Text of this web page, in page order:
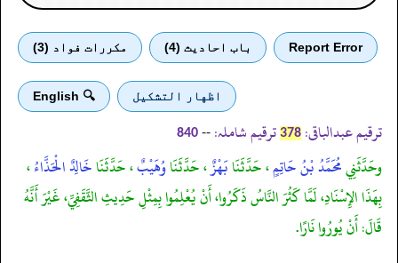
Report Error باب احادیث (4) مكررات فواد (3)
اظهار التشكيل 🔍 English
ترقیم عبدالباقی: 378 ترقیم شاملہ: --
840
وحَدَّثَنِيمُحَمَّدُ بْنُ حَاتِمٍ، حَدَّثَنَابَهْزٌ، حَدَّثَنَاوُهَيْبٌ، حَدَّثَنَاخَالِدٌ الْحَذَّاءُ،
بِهَذَا الإِسْنَادِ، لَمَّا كَثُرَ النَّاسُ ذَكَرُوا، أَنْ يُعْلِمُوا بِمِثْلِ حَدِيثِ الثَّقَفِيِّ، غَيْرَ أَنَّهُ
قَالَ: أَنْ يُورُوا نَارًا.